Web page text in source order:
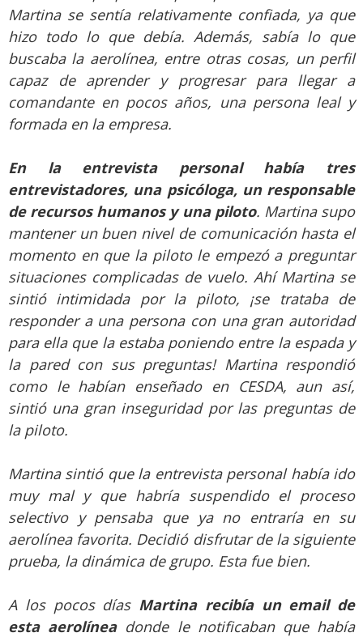
Martina se sentía relativamente confiada, ya que
hizo todo lo que debía. Además, sabía lo que
buscaba la aerolínea, entre otras cosas, un perfil
capaz de aprender y progresar para llegar a
comandante en pocos años, una persona leal y
formada en la empresa.
En la entrevista personal había tres
entrevistadores, una psicóloga, un responsable
de recursos humanos y una piloto. Martina supo
mantener un buen nivel de comunicación hasta el
momento en que la piloto le empezó a preguntar
situaciones complicadas de vuelo. Ahí Martina se
sintió intimidada por la piloto, ¡se trataba de
responder a una persona con una gran autoridad
para ella que la estaba poniendo entre la espada y
la pared con sus preguntas! Martina respondió
como le habían enseñado en CESDA, aun así,
sintió una gran inseguridad por las preguntas de
la piloto.
Martina sintió que la entrevista personal había ido
muy mal y que habría suspendido el proceso
selectivo y pensaba que ya no entraría en su
aerolínea favorita. Decidió disfrutar de la siguiente
prueba, la dinámica de grupo. Esta fue bien.
A los pocos días Martina recibía un email de
esta aerolíneadonde le notificaban que había